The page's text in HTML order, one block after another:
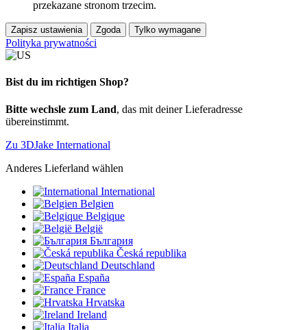
przekazane stronom trzecim.
Zapisz ustawienia Zgoda Tylko wymagane
Polityka prywatności
Bist du im richtigen Shop?
Bitte wechsle zum Land, das mit deiner Lieferadresse
übereinstimmt.
Zu 3DJake International
Anderes Lieferland wählen
International
Belgien
Belgique
België
България
Česká republika
Deutschland
España
France
Hrvatska
Ireland
Italia